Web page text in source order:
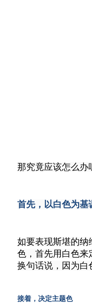
那究竟应该怎么办
首先，以白色为基
如要表现斯堪的纳
色，首先用白色来
换句话说，因为白
接着，决定主题色